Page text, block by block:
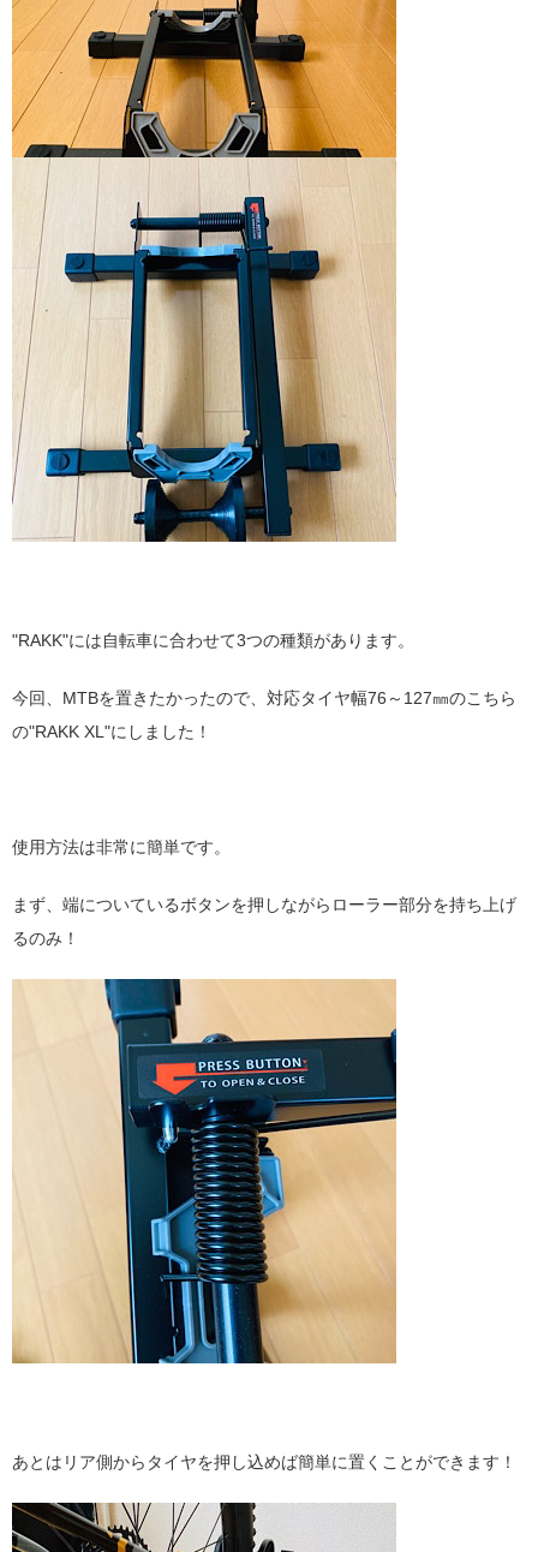
"RAKK"には自転車に合わせて3つの種類があります。
今回、MTBを置きたかったので、対応タイヤ幅76～127㎜のこちら
の"RAKK XL"にしました！
使用方法は非常に簡単です。
まず、端についているボタンを押しながらローラー部分を持ち上げ
るのみ！
あとはリア側からタイヤを押し込めば簡単に置くことができます！